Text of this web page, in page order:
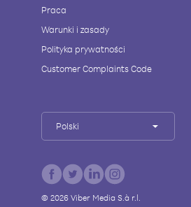
Praca
Warunki i zasady
Polityka prywatności
Customer Complaints Code
Polski
© 2026Viber Media S.à r.l.